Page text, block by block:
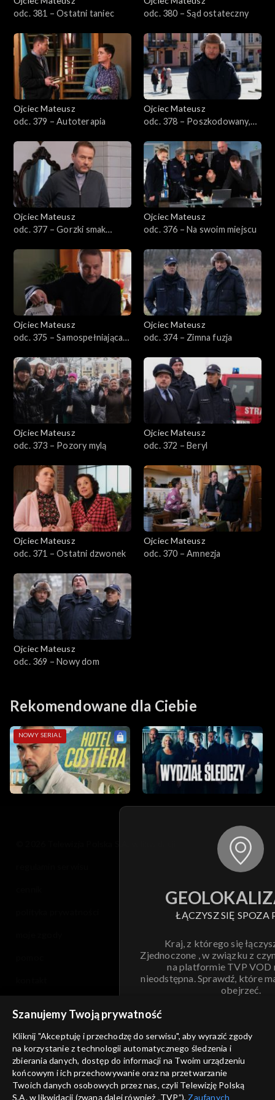
Sezon 32
Sezon 31
Sezon 30
Sezon 29
Sezon 27
Sezon 26
Sezon 25
Sezon 23
Sezon 22
Sezon 20
Sezon 19
Sezon 18
Sezon 17
Sezon 16
Sezon 15
Sezon 13
Sezon 12
Sezon 11
Sezon 9
Sezon 8
Sezon 7
odc. 381 – Ostatni taniec
odc. 380 – Sąd ostateczny
Ojciec Mateusz
odc. 379 – Autoterapia
Ojciec Mateusz
odc. 378 – Poszkodowany,
Ojciec Mateusz
odc. 377 – Gorzki smak
Ojciec Mateusz
odc. 376 – Na swoim miejscu
Ojciec Mateusz
odc. 375 – Samospełniająca
Ojciec Mateusz
odc. 374 – Zimna fuzja
Ojciec Mateusz
odc. 373 – Pozory mylą
Ojciec Mateusz
odc. 372 – Beryl
Ojciec Mateusz
odc. 371 – Ostatni dzwonek
Ojciec Mateusz
odc. 370 – Amnezja
Ojciec Mateusz
odc. 369 – Nowy dom
Rekomendowane dla Ciebie
NOWY SERIAL
ŁĄCZYSZ SIĘ SPOZA
Kraj, z którego się
Zjednoczone , w związku z
na platformie TVP VOD
nieodstępna. Sprawdź, które
obejrzeć.
ANULUJ
informacje o dostawcy usług
Szanujemy Twoją prywatność
Kliknij "Akceptuję i przechodzę do serwisu", aby wyrazić zgody
na korzystanie z technologii automatycznego śledzenia i
zbierania danych, dostęp do informacji na Twoim urządzeniu
końcowym i ich przechowywanie oraz na przetwarzanie
Twoich danych osobowych przez nas, czyli Telewizję Polską
S.A. w likwidacji (zwaną dalej również „TVP”), Zaufanych